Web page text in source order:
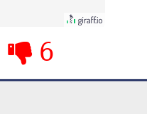
их не видят...
6